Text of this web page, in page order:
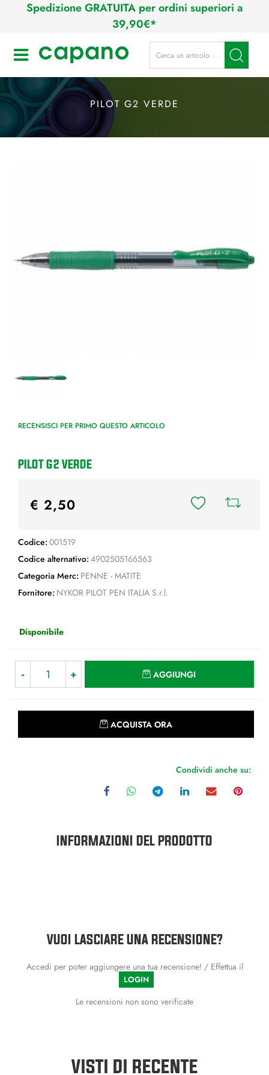
Spedizione GRATUITA per ordini superiori a
39,90€*
Open La modifica di un filtro
PILOT G2 VERDE
RECENSISCI PER PRIMO QUESTO ARTICOLO
PILOT G2 VERDE
€ 2,50
Codice: 001519
Codice alternativo: 4902505166563
Categoria Merc: PENNE - MATITE
Fornitore: NYKOR PILOT PEN ITALIA S.r.l.
Disponibile
AGGIUNGI
ACQUISTA ORA
Condividi anche su:
INFORMAZIONI DEL PRODOTTO
VUOI LASCIARE UNA RECENSIONE?
Accedi per poter aggiungere una tua recensione! / Effettua il
LOGIN
Le recensioni non sono verificate
VISTI DI RECENTE